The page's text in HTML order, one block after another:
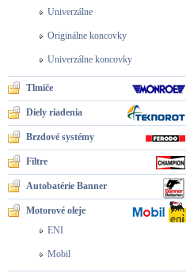
Univerzálne
Originálne koncovky
Univerzálne koncovky
Tlmiče
Diely riadenia
Brzdové systémy
Filtre
Autobatérie Banner
Motorové oleje
ENI
Mobil